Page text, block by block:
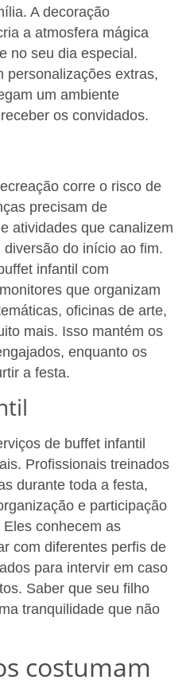
A decoração
a atmosfera mágica
no seu dia especial.
personalizações extras,
um ambiente
os convidados.
corre o risco de
precisam de
atividades que canalizem
do início ao fim.
infantil com
que organizam
oficinas de arte,
mais. Isso mantém os
enquanto os
a festa.
de buffet infantil
Profissionais treinados
durante toda a festa,
e participação
conhecem as
com diferentes perfis de
para intervir em caso
Saber que seu filho
tranquilidade que não
costumam